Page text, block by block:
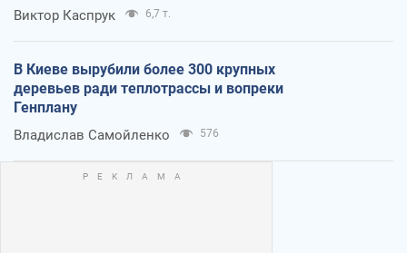
Виктор Каспрук 6,7 т.
В Киеве вырубили более 300 крупных
деревьев ради теплотрассы и вопреки
Генплану
Владислав Самойленко 576